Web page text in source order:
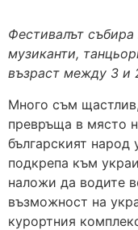
Фестивалът събира
музиканти,
възраст между 3 и
Много съм
превръща в място
българският народ
подкрепа към
наложи да водите
възможност на
курортния